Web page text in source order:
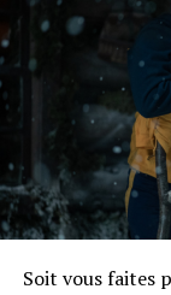
Soit vous faites